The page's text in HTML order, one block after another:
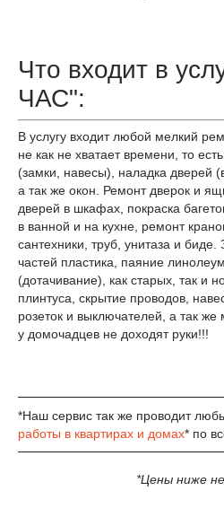
Что входит в
ЧАС":
В услугу входит любой мелкий
не как не хватает времени, то
(замки, навесы), наладка дверей
а так же окон. Ремонт дверок и
дверей в шкафах, покраска
в ванной и на кухне, ремонт
сантехники, труб, унитаза и
частей пластика, паяние
(дотачивание), как старых, так и
плинтуса, скрытие проводов,
розеток и выключателей, а так же
у домочадцев не доходят руки!!!
*Наш сервис так же проводит
работы в квартирах и домах* по
*Цены ниже